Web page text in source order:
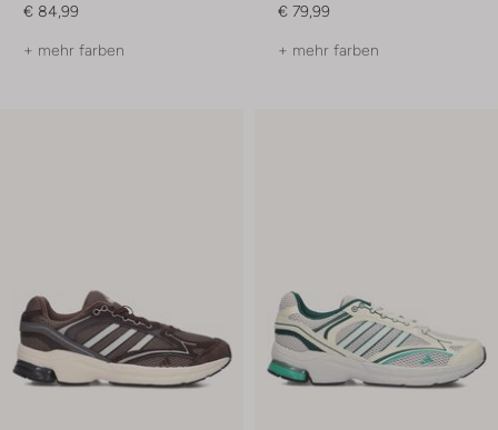
€ 84,99
+ mehr farben
€ 79,99
+ mehr farben